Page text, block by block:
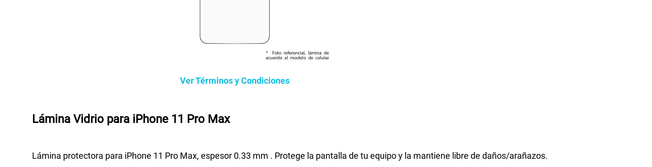
Ver Términos y Condiciones
Lámina Vidrio para iPhone 11 Pro Max
Lámina protectora para iPhone 11 Pro Max, espesor 0.33 mm . Protege la pantalla de tu equipo y la mantiene libre de daños/arañazos.